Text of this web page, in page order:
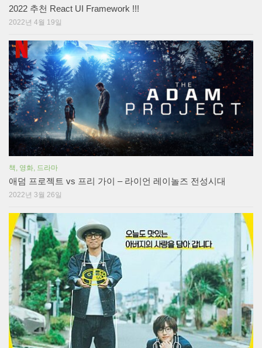
2022 추천 React UI Framework !!!
2022년 4월 19일
책, 영화, 드라마
애덤 프로젝트 vs 프리 가이 – 라이언 레이놀즈 전성시대
2022년 3월 26일